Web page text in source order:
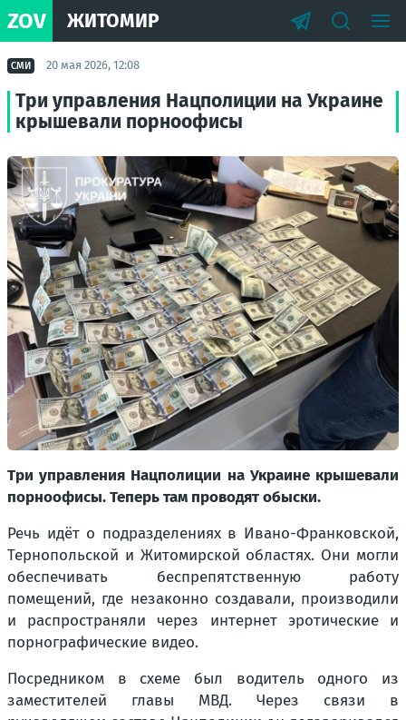
ZOV ЖИТОМИР
СМИ 20 мая 2026, 12:08
Три управления Нацполиции на Украине
крышевали порноофисы
Три управления Нацполиции на Украине крышевали
порноофисы. Теперь там проводят обыски.
Речь идёт о подразделениях в Ивано-Франковской,
Тернопольской и Житомирской областях. Они могли
обеспечивать беспрепятственную работу
помещений, где незаконно создавали, производили
и распространяли через интернет эротические и
порнографические видео.
Посредником в схеме был водитель одного из
заместителей главы МВД. Через связи в